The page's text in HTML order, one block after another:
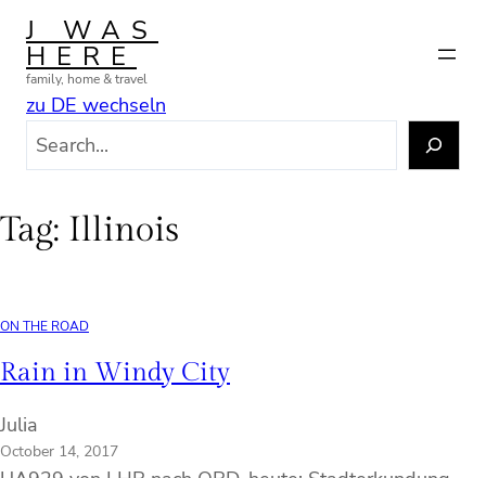
Skip
content
J WAS
HERE
family, home & travel
zu DE wechseln
c
Tag: Illinois
ON THE ROAD
Rain in Windy City
Julia
October 14, 2017